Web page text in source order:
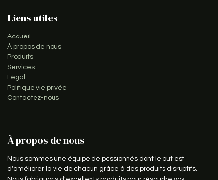
Liens utiles
Accueil
À propos de nous
Produits
Services
Légal
Politique vie privée
Contactez-nous
À propos de nous
Nous sommes une équipe de passionnés dont le but est
d'améliorer la vie de chacun grâce à des produits disruptifs.